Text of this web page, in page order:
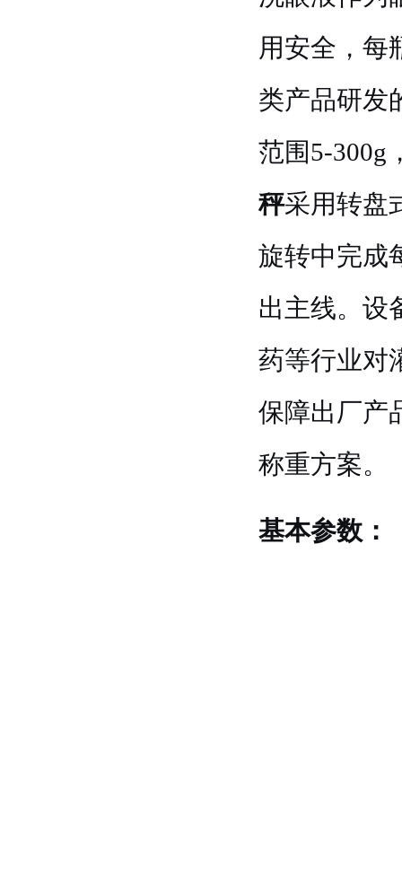
用安全，每
类产品研发
范围5-300g
秤采用转盘
旋转中完成
出主线。设
药等行业对
保障出厂产
称重方案。
基本参数：